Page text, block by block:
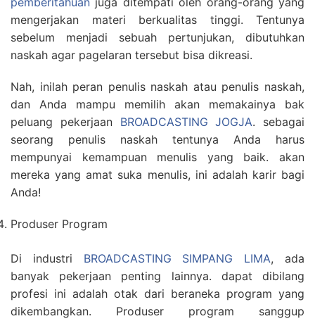
mengerjakan materi berkualitas tinggi. Tentunya
sebelum menjadi sebuah pertunjukan, dibutuhkan
naskah agar pagelaran tersebut bisa dikreasi.
Nah, inilah peran penulis naskah atau penulis naskah,
dan Anda mampu memilih akan memakainya bak
peluang pekerjaan BROADCASTING JOGJA. sebagai
seorang penulis naskah tentunya Anda harus
mempunyai kemampuan menulis yang baik. akan
mereka yang amat suka menulis, ini adalah karir bagi
Anda!
Produser Program
Di industri BROADCASTING SIMPANG LIMA, ada
banyak pekerjaan penting lainnya. dapat dibilang
profesi ini adalah otak dari beraneka program yang
dikembangkan. Produser program sanggup